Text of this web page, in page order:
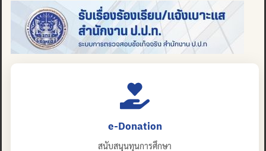
e-Donation
สนับสนุนทุนการศึกษา